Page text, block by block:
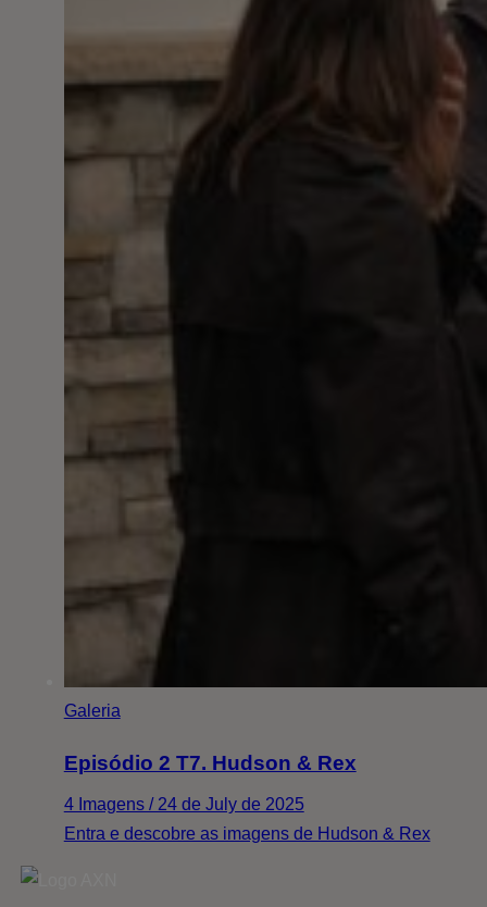
Galeria
Episódio 2 T7. Hudson & Rex
4 Imagens / 24 de July de 2025
Entra e descobre as imagens de Hudson & Rex